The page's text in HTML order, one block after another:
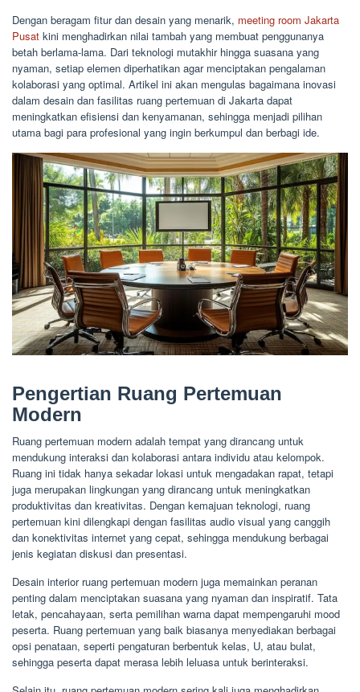
Dengan beragam fitur dan desain yang menarik, meeting room Jakarta
Pusat kini menghadirkan nilai tambah yang membuat penggunanya
betah berlama-lama. Dari teknologi mutakhir hingga suasana yang
nyaman, setiap elemen diperhatikan agar menciptakan pengalaman
kolaborasi yang optimal. Artikel ini akan mengulas bagaimana inovasi
dalam desain dan fasilitas ruang pertemuan di Jakarta dapat
meningkatkan efisiensi dan kenyamanan, sehingga menjadi pilihan
utama bagi para profesional yang ingin berkumpul dan berbagi ide.
Pengertian Ruang Pertemuan
Modern
Ruang pertemuan modern adalah tempat yang dirancang untuk
mendukung interaksi dan kolaborasi antara individu atau kelompok.
Ruang ini tidak hanya sekadar lokasi untuk mengadakan rapat, tetapi
juga merupakan lingkungan yang dirancang untuk meningkatkan
produktivitas dan kreativitas. Dengan kemajuan teknologi, ruang
pertemuan kini dilengkapi dengan fasilitas audio visual yang canggih
dan konektivitas internet yang cepat, sehingga mendukung berbagai
jenis kegiatan diskusi dan presentasi.
Desain interior ruang pertemuan modern juga memainkan peranan
penting dalam menciptakan suasana yang nyaman dan inspiratif. Tata
letak, pencahayaan, serta pemilihan warna dapat mempengaruhi mood
peserta. Ruang pertemuan yang baik biasanya menyediakan berbagai
opsi penataan, seperti pengaturan berbentuk kelas, U, atau bulat,
sehingga peserta dapat merasa lebih leluasa untuk berinteraksi.